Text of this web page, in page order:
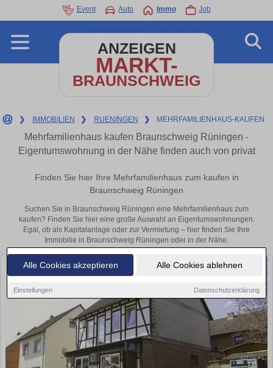
Alle Cookies akzeptieren Alle Cookies ablehnen
Einstellungen Datenschutzerklärung
Event Auto Immo Job
ANZEIGEN
MARKT-
BRAUNSCHWEIG
❯ IMMOBILIEN ❯ RUENINGEN ❯ MEHRFAMILIENHAUS-KAUFEN
Mehrfamilienhaus kaufen Braunschweig Rüningen -
Eigentumswohnung in der Nähe finden auch von privat
Finden Sie hier Ihre Mehrfamilienhaus zum kaufen in
Braunschweig Rüningen
Suchen Sie in Braunschweig Rüningen eine Mehrfamilienhaus zum
kaufen? Finden Sie hier eine große Auswahl an Eigentumswohnungen.
Egal, ob als Kapitalanlage oder zur Vermietung – hier finden Sie Ihre
Immobilie in Braunschweig Rüningen oder in der Nähe.